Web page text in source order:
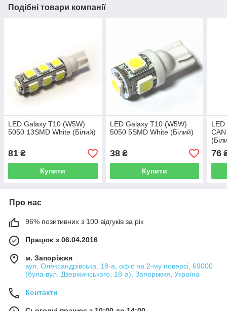
Подібні товари компанії
LED Galaxy T10 (W5W)
5050 13SMD White (Білий)
81 ₴
Купити
LED Galaxy T10 (W5W)
5050 5SMD White (Білий)
38₴
Купити
76
Про нас
96% позитивних з 100 відгуків за рік
Працює з 06.04.2016
м. Запоріжжя
вул. Олександрівська, 18-а, офіс на 2-му поверсі, 69000
(була вул. Дзержинського, 18-а), Запоріжжя, Україна
Контакти